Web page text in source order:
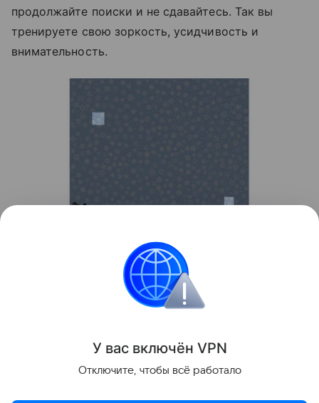
продолжайте поиски и не сдавайтесь. Так вы
тренируете свою зоркость, усидчивость и
внимательность.
У вас включён VPN
Отключите, чтобы всё работало